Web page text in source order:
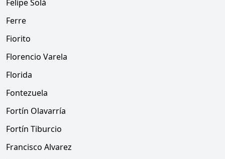
Felipe Solá
Ferre
Fiorito
Florencio Varela
Florida
Fontezuela
Fortín Olavarría
Fortín Tiburcio
Francisco Alvarez